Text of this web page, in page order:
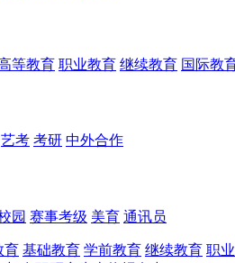
等教育 职业教育 继续教育 国际教
艺考 考研 中外合作
园 赛事考级 美育 通讯员
育 基础教育 学前教育 继续教育 职